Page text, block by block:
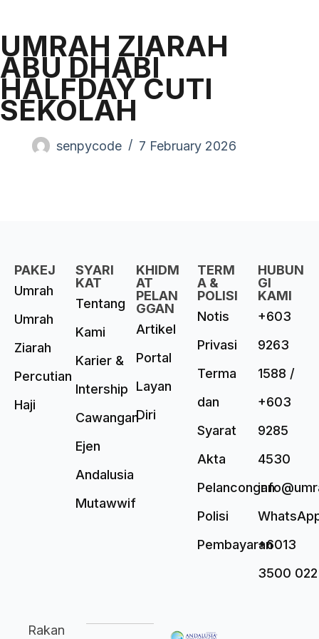
UMRAH ZIARAH
ABU DHABI
HALFDAY CUTI
SEKOLAH
senpycode 7 February 2026
PAKEJ
Umrah
Umrah
Ziarah
Percutian
Haji
SYARI
KAT
Tentang
Kami
Karier &
Intership
Cawangan
Ejen
Andalusia
Mutawwif
KHIDM
AT
PELAN
GGAN
Artikel
Portal
Layan
Diri
TERM
A &
POLISI
Notis
Privasi
Terma
dan
Syarat
Akta
Pelancongan
Polisi
Pembayaran
HUBUN
GI
KAMI
+603
9263
1588 /
+603
9285
4530
+6013
3500 022
Rakan